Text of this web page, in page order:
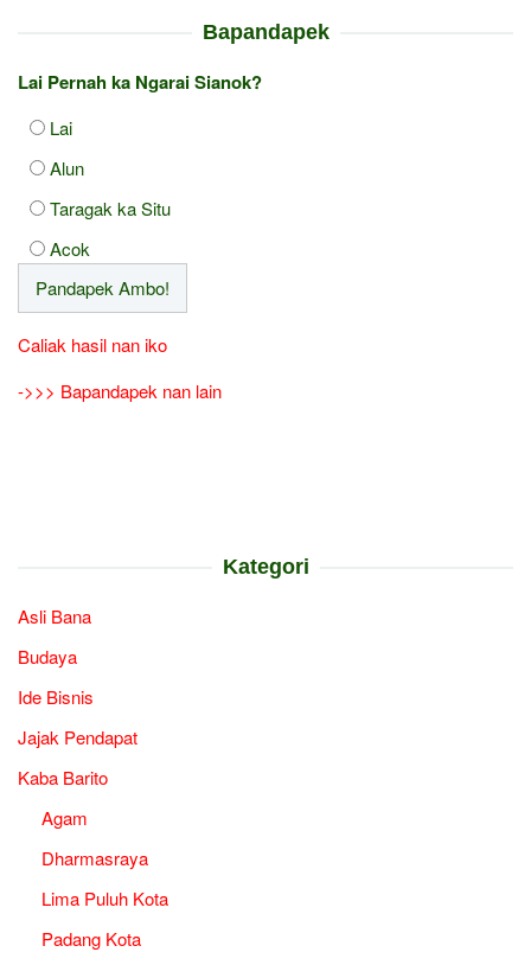
Bapandapek
Lai Pernah ka Ngarai Sianok?
Lai
Alun
Taragak ka Situ
Acok
Caliak hasil nan iko
->>> Bapandapek nan lain
Kategori
Asli Bana
Budaya
Ide Bisnis
Jajak Pendapat
Kaba Barito
Agam
Dharmasraya
Lima Puluh Kota
Padang Kota